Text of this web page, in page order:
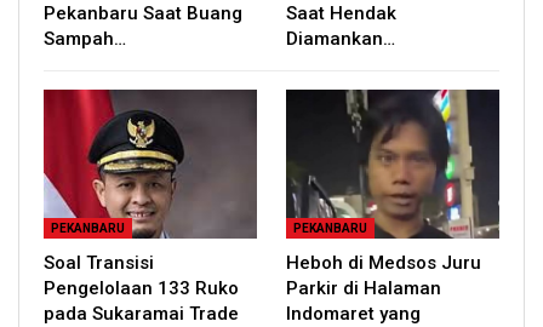
Pekanbaru Saat Buang
Sampah…
Saat Hendak
Diamankan…
PEKANBARU
Soal Transisi
Pengelolaan 133 Ruko
pada Sukaramai Trade
PEKANBARU
Heboh di Medsos Juru
Parkir di Halaman
Indomaret yang